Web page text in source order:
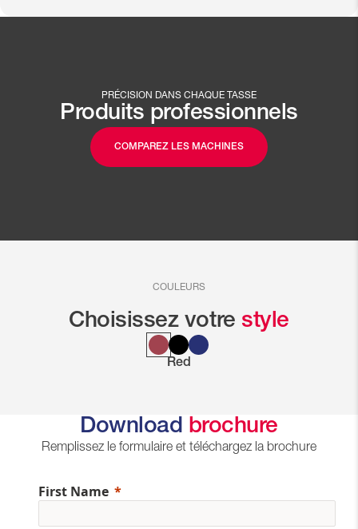
PRÉCISION DANS CHAQUE TASSE
Produits professionnels
COMPAREZ LES MACHINES
COULEURS
Choisissez votre style
Red
Download brochure
Remplissez le formulaire et téléchargez la brochure